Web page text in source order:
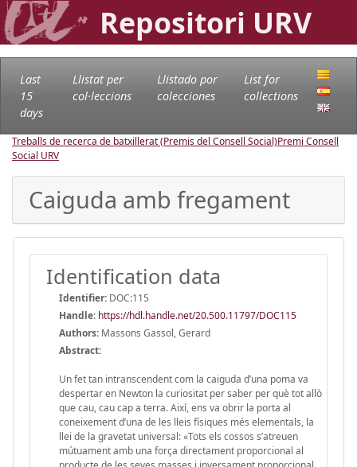
Repositori URV
Last
15
days
Llistat per
col·leccions
Llistado por
colecciones
List for
collections
Treballs de recerca de batxillerat (Premis del Consell Social)Premi Consell
Social URV
Caiguda amb fregament
Identification data
Identifier: DOC:115
Handle: https://hdl.handle.net/20.500.11797/DOC115
Authors: Massons Gassol, Gerard
Abstract:
Un fet tan intranscendent com la caiguda d’una poma va
despertar en Newton la curiositat per saber per què tot allò
que cau, cau cap a terra. Així, ens va obrir la porta al
coneixement d’una de les lleis físiques més elementals, la
llei de la gravetat universal: «Tots els cossos s’atreuen
mútuament amb una força directament proporcional al